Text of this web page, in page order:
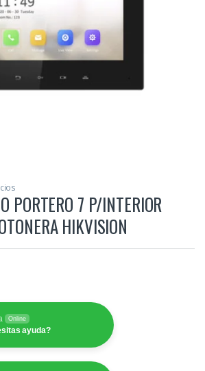
PORTERO 7 P/INTERIOR
HIKVISION
Online
ayuda?